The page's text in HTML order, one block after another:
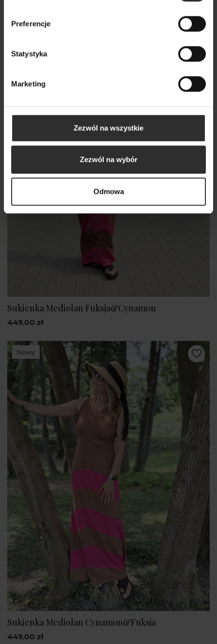
Preferencje
Statystyka
Marketing
Zezwól na wszystkie
Zezwól na wybór
Odmowa
Sukienka Mediolan Fuksja&Cynamon
449,00 zł
Nowy
Sukienka Mediolan Cynamon&Fuksja
449,00 zł